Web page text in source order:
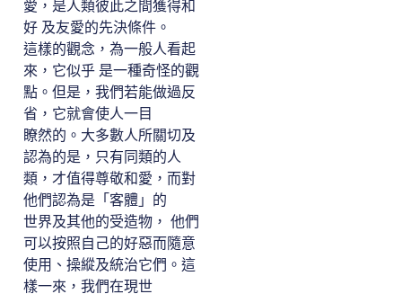
愛，是人類彼此之間獲得和
好 及友愛的先決條件。
這樣的觀念，為一般人看起
來，它似乎 是一種奇怪的觀
點。但是，我們若能做過反
省，它就會使人一目
瞭然的。大多數人所關切及
認為的是，只有同類的人
類，才值得尊敬和愛，而對
他們認為是「客體」的
世界及其他的受造物， 他們
可以按照自己的好惡而隨意
使用、操縱及統治它們。這
樣一來，我們在現世